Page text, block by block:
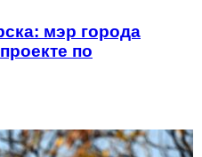
мэр города
по